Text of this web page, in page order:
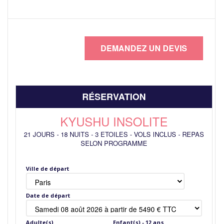
RÉSERVATION
KYUSHU INSOLITE
21 JOURS - 18 NUITS - 3 ETOILES - VOLS INCLUS - REPAS
SELON PROGRAMME
Ville de départ
Date de départ
Adulte(s) Enfant(s) - 12 ans